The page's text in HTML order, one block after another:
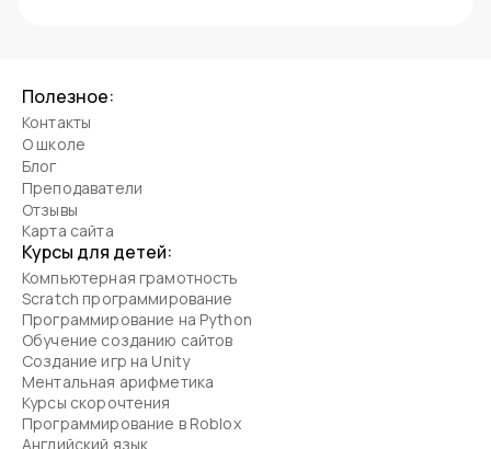
Полезное:
Контакты
О школе
Блог
Преподаватели
Отзывы
Карта сайта
Курсы для детей:
Компьютерная грамотность
Scratch программирование
Программирование на Python
Обучение созданию сайтов
Создание игр на Unity
Ментальная арифметика
Курсы скорочтения
Программирование в Roblox
Английский язык